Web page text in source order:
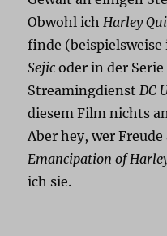
Obwohl ich Harley
finde (beispielsweise
Sejic oder in der Serie
Streamingdienst DC
diesem Film nichts
Aber hey, wer Freude
Emancipation of
ich sie.